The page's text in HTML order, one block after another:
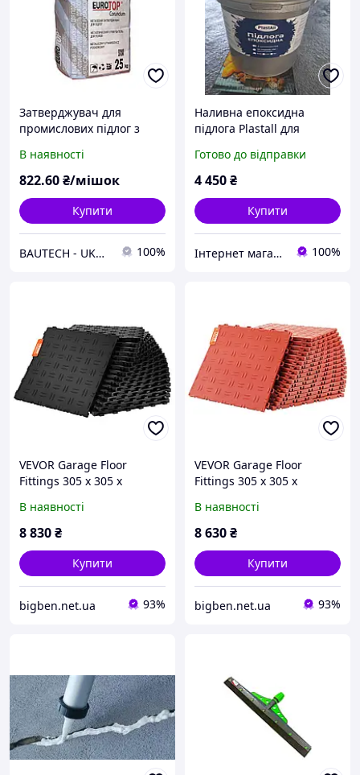
Затверджувач для
промислових підлог з
Corundum. Колір
-платиновий сірий
В наявності
822.60₴/мішок
Купити
BAUTECH - UKRAINE 100%
Наливна епоксидна
підлога Plastall для
підприємства 10кг світло
сірий
Готово до відправки
4 450₴
Купити
Інтернет магазин 1988.ua 100%
VEVOR Garage Floor
Fittings 305 x 305 x
Промислова підлога
протиковзка,
дизайнерська підлога для
В наявності
8 830₴
Купити
bigben.net.ua 93%
VEVOR Garage Floor
Fittings 305 x 305 x
Промислова підлога
протиковзка,
дизайнерська підлога PP
В наявності
8 630₴
Купити
bigben.net.ua 93%